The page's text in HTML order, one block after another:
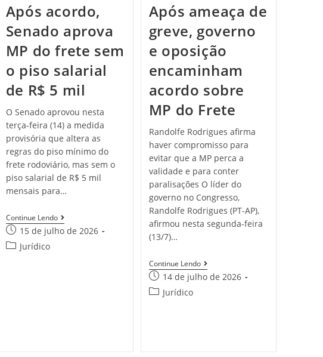
Após acordo,
Senado aprova
MP do frete sem
o piso salarial
de R$ 5 mil
O Senado aprovou nesta
terça-feira (14) a medida
provisória que altera as
regras do piso mínimo do
frete rodoviário, mas sem o
piso salarial de R$ 5 mil
mensais para…
Continue Lendo
15 de julho de 2026
Jurídico
Após ameaça de
greve, governo
e oposição
encaminham
acordo sobre
MP do Frete
Randolfe Rodrigues afirma
haver compromisso para
evitar que a MP perca a
validade e para conter
paralisações O líder do
governo no Congresso,
Randolfe Rodrigues (PT-AP),
afirmou nesta segunda-feira
(13/7)…
Continue Lendo
14 de julho de 2026
Jurídico